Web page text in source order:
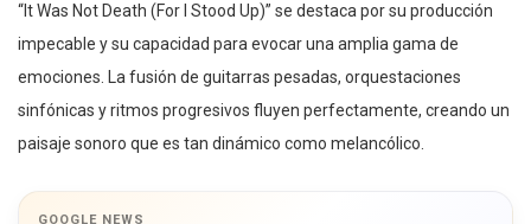
“It Was Not Death (For I Stood Up)” se destaca por su producción
impecable y su capacidad para evocar una amplia gama de
emociones. La fusión de guitarras pesadas, orquestaciones
sinfónicas y ritmos progresivos fluyen perfectamente, creando un
paisaje sonoro que es tan dinámico como melancólico.
GOOGLE NEWS